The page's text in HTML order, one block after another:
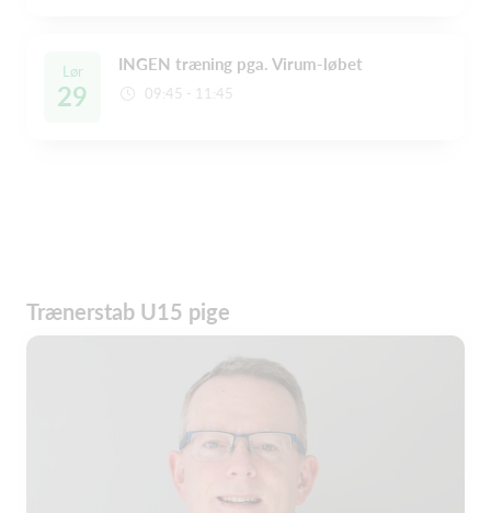
Lør
29
INGEN træning pga. Virum-løbet
09:45 - 11:45
Trænerstab U15 pige